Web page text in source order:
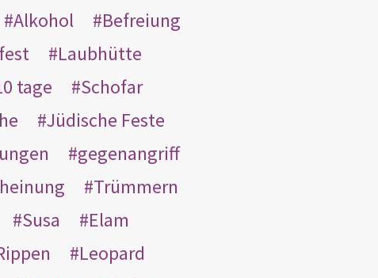
Alkohol
Befreiung
Laubhütte
tage
Schofar
Jüdische Feste
gegenangriff
Trümmern
Susa
Elam
Leopard